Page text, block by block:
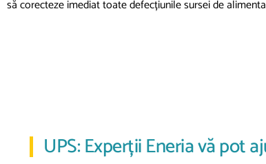
să corecteze imediat toate defecțiunile sursei de
UPS: Experții Eneria vă pot